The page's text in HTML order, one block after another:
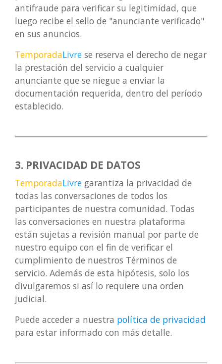
antifraude para verificar su legitimidad, que
luego recibe el sello de "anunciante verificado"
en sus anuncios.
TemporadaLivre se reserva el derecho de negar
la prestación del servicio a cualquier
anunciante que se niegue a enviar la
documentación requerida, dentro del período
establecido.
3. PRIVACIDAD DE DATOS
TemporadaLivre garantiza la privacidad de
todas las conversaciones de todos los
participantes de nuestra comunidad. Todas
las conversaciones en nuestra plataforma
están sujetas a revisión manual por parte de
nuestro equipo con el fin de verificar el
cumplimiento de nuestros Términos de
servicio. Además de esta hipótesis, solo los
divulgaremos si así lo requiere una orden
judicial.
Puede acceder a nuestra política de privacidad
para estar informado con más detalle.